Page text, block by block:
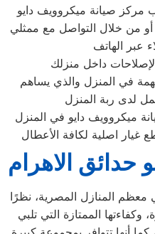
مركز صيانة ميكروويف دايو
من خلال التواصل مع ممثلي
في المنزل والذي يساهم
لدى ربة المنزل
ميكروويف دايو في المنزل
حدائق الاهرام
المنازل المصرية، نظرًا
وكفاءتها الممتازة التي تلبي